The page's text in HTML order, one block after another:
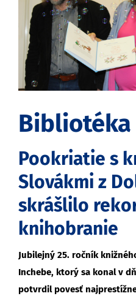
Bibliotéka
Pookriatie s
Slovákmi z
skrášlilo
knihobranie
Jubilejný 25. ročník
Inchebe, ktorý sa konal v
potvrdil povesť